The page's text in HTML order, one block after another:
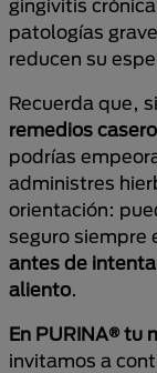
gingivitis
patologías
reducen su
Recuerda que,
remedios
podrías
administres
orientación:
seguro siempre
antes de
aliento.
En PURINA® tu
invitamos a